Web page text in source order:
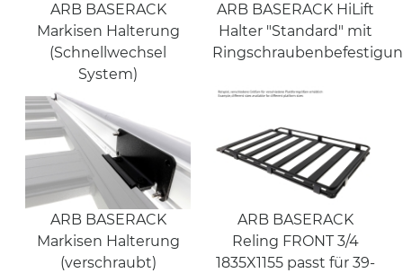
ARB BASERACK
Markisen Halterung
(Schnellwechsel
System)
ARB BASERACK HiLift
Halter "Standard" mit
ARB BASERACK
Markisen Halterung
(verschraubt)
ARB BASERACK
Reling FRONT 3/4
1835X1155 passt für 39-